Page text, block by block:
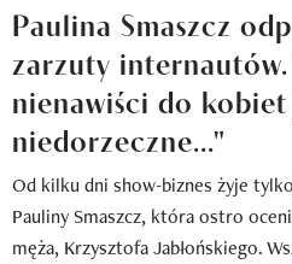
Paulina Smaszcz
zarzuty
nienawiści do
niedorzeczne..."
Od kilku dni show-biznes żyje
Pauliny Smaszcz, która ostro
męża, Krzysztofa Jabłońskiego.